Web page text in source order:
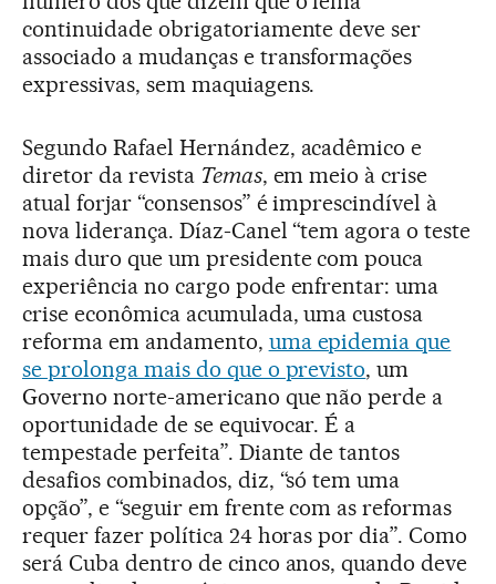
continuidade obrigatoriamente deve ser
associado a mudanças e transformações
expressivas, sem maquiagens.
Segundo Rafael Hernández, acadêmico e
diretor da revista Temas, em meio à crise
atual forjar “consensos” é imprescindível à
nova liderança. Díaz-Canel “tem agora o teste
mais duro que um presidente com pouca
experiência no cargo pode enfrentar: uma
crise econômica acumulada, uma custosa
reforma em andamento, uma epidemia que
se prolonga mais do que o previsto, um
Governo norte-americano que não perde a
oportunidade de se equivocar. É a
tempestade perfeita”. Diante de tantos
desafios combinados, diz, “só tem uma
opção”, e “seguir em frente com as reformas
requer fazer política 24 horas por dia”. Como
será Cuba dentro de cinco anos, quando deve